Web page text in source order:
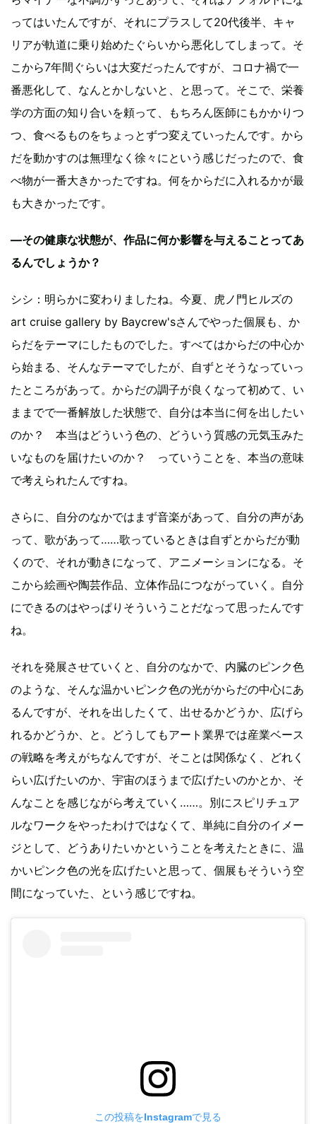
ってはいたんですが、それにプラスして20代後半、キャ
リアが軌道に乗り始めたぐらいから悪化してしまって。そ
こから7年間ぐらいは大変だったんですが、コロナ禍で一
番悪化して、なんとかしないと、と思って。そこで、栄養
学の方面の知り合いを頼って、もちろん医師にもかかりつ
つ、食べるものをちょっとずつ変えていったんです。から
だを動かすのは無理なく徐々にという感じだったので、食
べ物が一番大きかったですね。何をからだに入れるかが最
も大きかったです。
—その健康な状態が、作品に何か影響を与えることってあ
るんでしょうか？
シシ：明らかに変わりましたね。今夏、虎ノ門ヒルズの
art cruise gallery by Baycrew'sさんでやった個展も、か
らだをテーマにしたものでした。すべてはからだの中心か
ら始まる、そんなテーマでしたが、自ずとそうなっていっ
たところがあって。からだの調子が良くなって初めて、い
ままでで一番解放した状態で、自分は本当に何を出したい
のか？ 本当はどういう色の、どういう質感の元気玉みた
いなものを届けたいのか？ っていうことを、本当の意味
で考えられたんですね。
さらに、自分のなかではまず音楽があって、自分の声があ
って、歌があって……歌っているときは自ずとからだが動
くので、それが動きになって、アニメーションになる。そ
こから絵画や陶芸作品、立体作品につながっていく。自分
にできるのはやっぱりそういうことだなって思ったんです
ね。
それを発展させていくと、自分のなかで、内臓のピンク色
のような、そんな温かいピンク色の光がからだの中心にあ
るんですが、それを出したくて、出せるかどうか、広げら
れるかどうか、と。どうしてもアート業界では産業ベース
の戦略を考えがちなんですが、そことは関係なく、どれく
らい広げたいのか、宇宙のほうまで広げたいのかとか、そ
んなことを感じながら考えていく……。別にスピリチュア
ルなワークをやったわけではなくて、単純に自分のイメー
ジとして、どうありたいかということを考えたときに、温
かいピンク色の光を広げたいと思って、個展もそういう空
間になっていた、という感じですね。
この投稿をInstagramで見る